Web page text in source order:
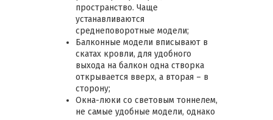
пространство. Чаще
устанавливаются
среднеповоротные модели;
Балконные модели вписывают в
скатах кровли, для удобного
выхода на балкон одна створка
открывается вверх, а вторая – в
сторону;
Окна-люки со световым тоннелем,
не самые удобные модели, однако